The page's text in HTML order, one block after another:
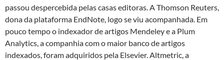
passou despercebida pelas casas editoras. A Thomson Reuters,
dona da plataforma EndNote, logo se viu acompanhada. Em
pouco tempo o indexador de artigos Mendeley e a Plum
Analytics, a companhia com o maior banco de artigos
indexados, foram adquiridos pela Elsevier. Altmetric, a